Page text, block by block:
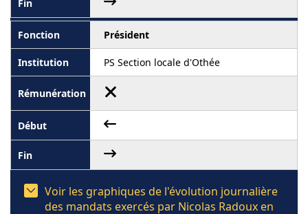
Président
PS Section locale d'Othée
Voir les graphiques de l'évolution journalière
des mandats exercés par Nicolas Radoux en